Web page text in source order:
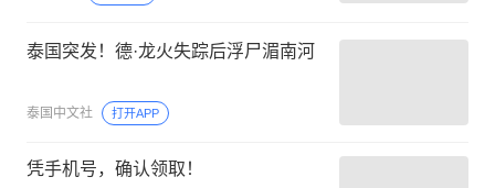
泰国突发！德·龙火失踪后浮尸湄南河
泰国中文社 打开APP
凭手机号，确认领取！